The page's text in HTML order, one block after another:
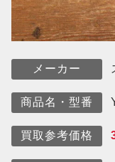
メーカー
商品名・型番
買取参考価格